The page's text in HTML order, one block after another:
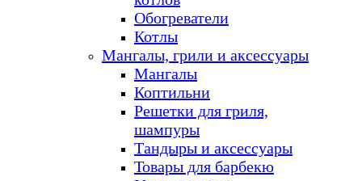
Обогреватели
Котлы
Мангалы, грили и аксессуары
Мангалы
Коптильни
Решетки для гриля,
шампуры
Тандыры и аксессуары
Товары для барбекю